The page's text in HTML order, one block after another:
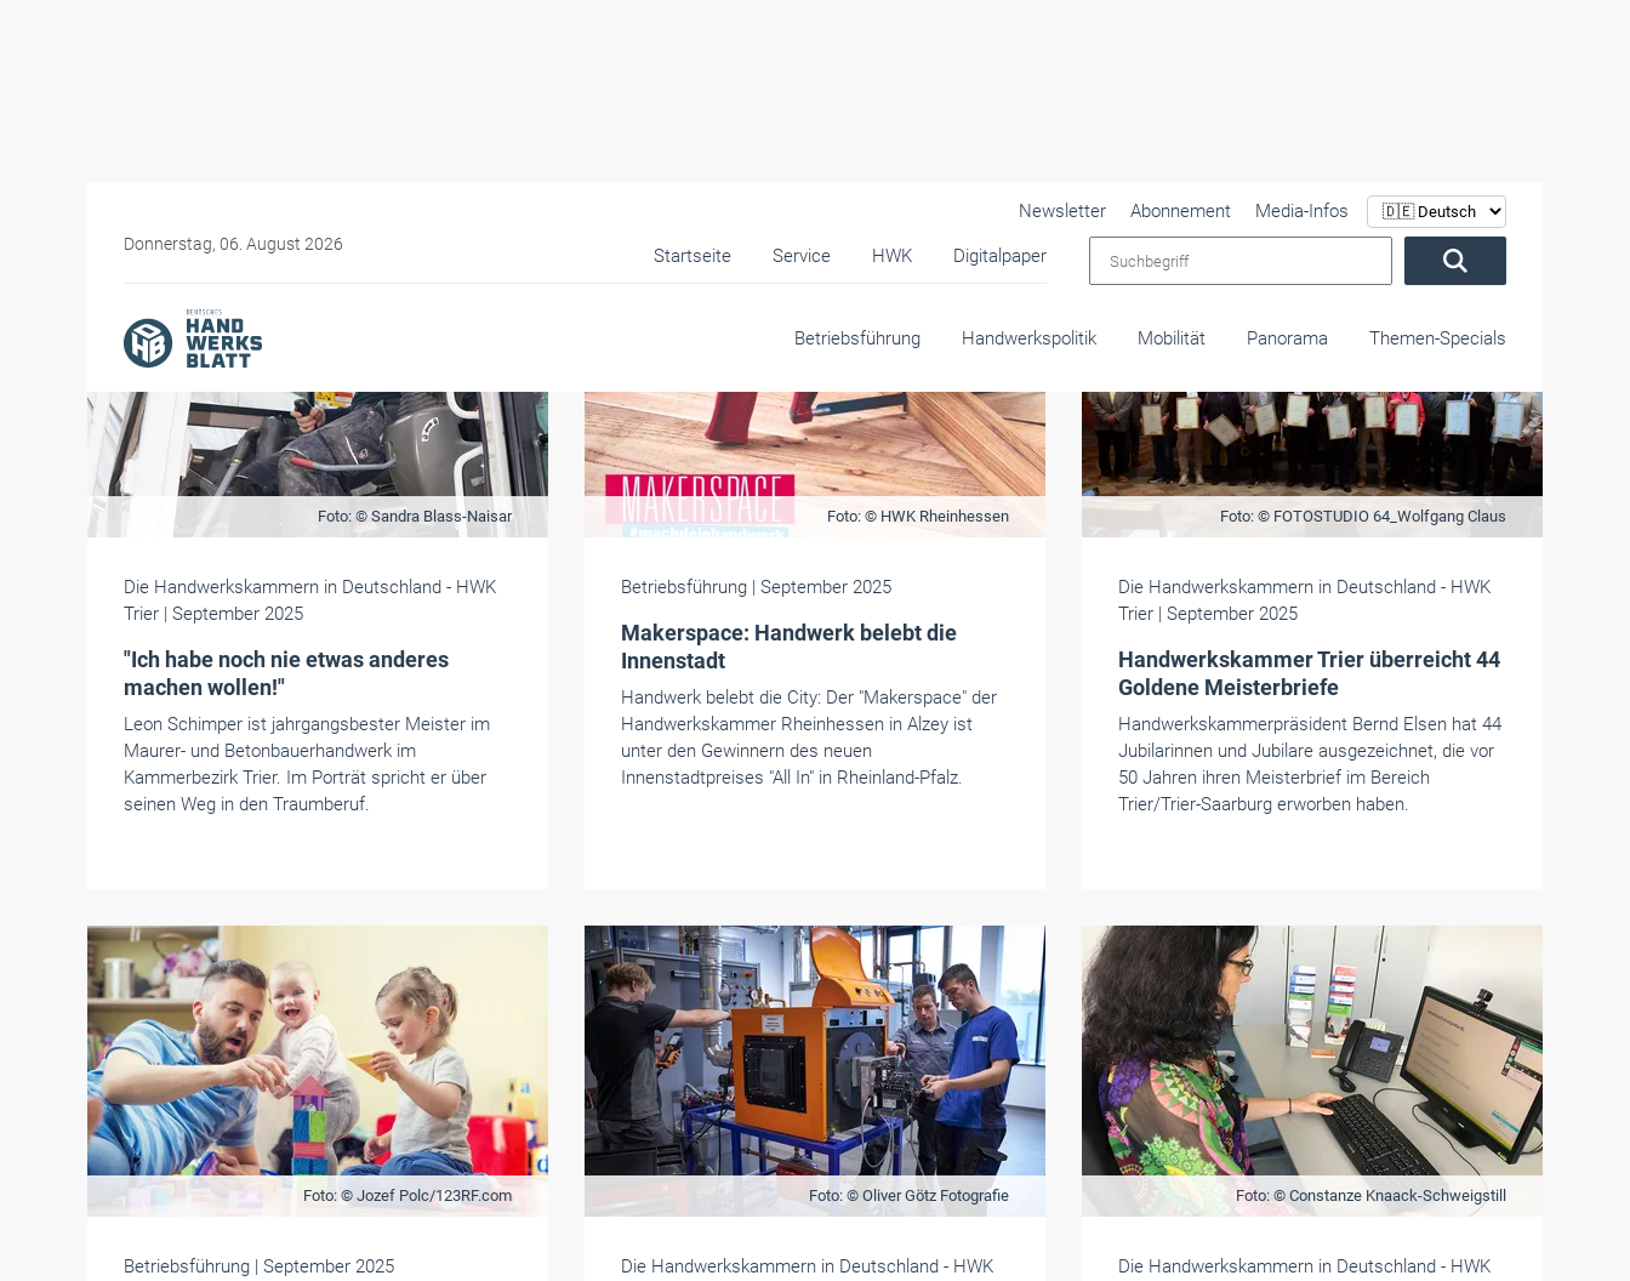
Donnerstag, 06. August 2026
Startseite Service HWK Digitalpaper
Newsletter Abonnement
Media-Infos
Betriebsführung Handwerkspolitik Mobilität Panorama Themen-Specials
Foto: © Sandra Blass-Naisar
Die Handwerkskammern in Deutschland - HWK
Trier | September 2025
"Ich habe noch nie etwas anderes
machen wollen!"
Leon Schimper ist jahrgangsbester Meister im
Maurer- und Betonbauerhandwerk im
Kammerbezirk Trier. Im Porträt spricht er über
seinen Weg in den Traumberuf.
Foto: © HWK Rheinhessen
Betriebsführung | September 2025
Makerspace: Handwerk belebt die
Innenstadt
Handwerk belebt die City: Der "Makerspace" der
Handwerkskammer Rheinhessen in Alzey ist
unter den Gewinnern des neuen
Innenstadtpreises "All In" in Rheinland-Pfalz.
Foto: © FOTOSTUDIO 64_Wolfgang Claus
Die Handwerkskammern in Deutschland- HWK
Trier | September 2025
Handwerkskammer Trier überreicht 44
Goldene Meisterbriefe
Handwerkskammerpräsident Bernd Elsen hat 44
Jubilarinnen und Jubilare ausgezeichnet, die vor
50 Jahren ihren Meisterbrief im Bereich
Trier/Trier-Saarburg erworben haben.
Foto: © Jozef Polc/123RF.com
Betriebsführung | September 2025
Foto: © Oliver Götz Fotografie
Die Handwerkskammern in Deutschland- HWK
Foto: © Constanze Knaack-Schweigstill
Die Handwerkskammern in Deutschland- HWK